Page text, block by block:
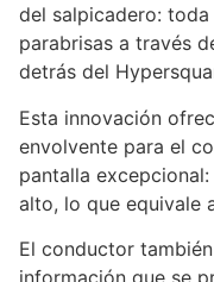
del salpicadero:
parabrisas a través
detrás del
Esta innovación
envolvente para el
pantalla
alto, lo que equivale
El conductor